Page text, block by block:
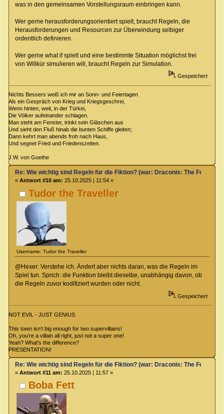
was in den gemeinsamen Vorstellungsraum einbringen kann.
Wer gerne herausforderungsorientiert spielt, braucht Regeln, die
Herausforderungen und Resourcen zur Überwindung selbiger
ordentlich definieren.
Wer gerne what if spielt und eine bestimmte Situation möglichst frei
von Willkür simulieren will, braucht Regeln zur Simulation.
Gespeichert
Nichts Bessers weiß ich mir an Sonn- und Feiertagen
Als ein Gespräch von Krieg und Kriegsgeschrei,
Wenn hinten, weit, in der Türkei,
Die Völker aufeinander schlagen.
Man steht am Fenster, trinkt sein Gläschen aus
Und sieht den Fluß hinab die bunten Schiffe gleiten;
Dann kehrt man abends froh nach Haus,
Und segnet Fried und Friedenszeiten.
J.W. von Goethe
Tudor the Traveller
Username: Tudor the Traveller
Re: Wie wichtig sind Regeln für die Fiktion? (war: Draconis: The Feel-
« Antwort #10 am: 25.10.2025 | 11:54 »
@Hexer: Verstehe ich. Ändert aber nichts daran, was die Regeln im
Spiel tun. Sprich: die Funktion bleibt dieselbe, unabhängig davon, ob
die Regeln zuvor kodifiziert wurden oder nicht.
Gespeichert
NOT EVIL - JUST GENIUS
This town isn’t big enough for two supervillains!
Oh, you’re a villain all right, just not a super one!
Yeah? What’s the difference?
PRESENTATION!
Boba Fett
Re: Wie wichtig sind Regeln für die Fiktion? (war: Draconis: The Feel-
« Antwort #11 am: 25.10.2025 | 11:57 »